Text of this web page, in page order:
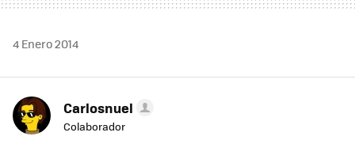
4 Enero 2014
Carlosnuel
Colaborador